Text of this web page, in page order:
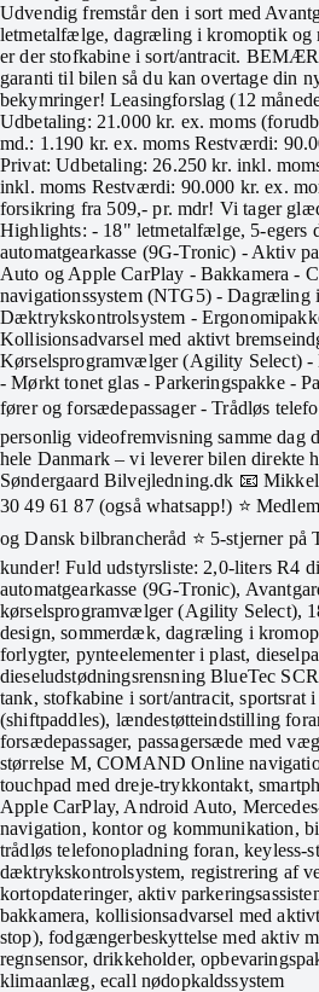
Udvendig fremstår den i sort med
letmetalfælge, dagræling i kromoptik og
er der stofkabine i sort/antracit.
garanti til bilen så du kan overtage din
bekymringer! Leasingforslag (12
Udbetaling: 21.000 kr. ex. moms
md.: 1.190 kr. ex. moms Restværdi:
Privat: Udbetaling: 26.250 kr. inkl.
inkl. moms Restværdi: 90.000 kr. ex.
forsikring fra 509,- pr. mdr! Vi tager
Highlights: - 18" letmetalfælge, 5-egers
automatgearkasse (9G-Tronic) - Aktiv
Auto og Apple CarPlay - Bakkamera -
navigationssystem (NTG5) - Dagræling
Dæktrykskontrolsystem -
Kollisionsadvarsel med aktivt
Kørselsprogramvælger (Agility Select)
- Mørkt tonet glas - Parkeringspakke -
fører og forsædepassager - Trådløs
personlig videofremvisning samme dag
hele Danmark – vi leverer bilen direkte
Søndergaard Bilvejledning.dk 📧
30 49 61 87 (også whatsapp!) ⭐
og Dansk bilbrancheråd ⭐ 5-stjerner
kunder! Fuld udstyrsliste: 2,0-liters R4
automatgearkasse (9G-Tronic),
kørselsprogramvælger (Agility Select),
design, sommerdæk, dagræling i
forlygter, pynteelementer i plast,
dieseludstødningsrensning BlueTec
tank, stofkabine i sort/antracit, sportsrat
(shiftpaddles), lændestøtteindstilling
forsædepassager, passagersæde med
størrelse M, COMAND Online
touchpad med dreje-trykkontakt,
Apple CarPlay, Android Auto,
navigation, kontor og kommunikation,
trådløs telefonopladning foran, keyless-
dæktrykskontrolsystem, registrering af
kortopdateringer, aktiv
bakkamera, kollisionsadvarsel med
stop), fodgængerbeskyttelse med aktiv
regnsensor, drikkeholder,
klimaanlæg, ecall nødopkaldssystem